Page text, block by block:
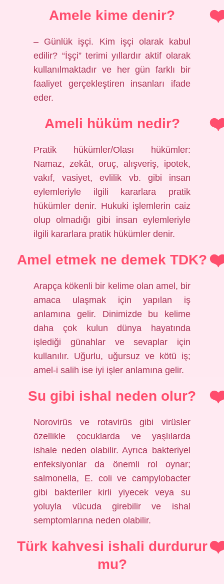
Amele kime denir?
– Günlük işçi. Kim işçi olarak kabul
edilir? “İşçi” terimi yıllardır aktif olarak
kullanılmaktadır ve her gün farklı bir
faaliyet gerçekleştiren insanları ifade
eder.
Ameli hüküm nedir?
Pratik hükümler/Olası hükümler:
Namaz, zekât, oruç, alışveriş, ipotek,
vakıf, vasiyet, evlilik vb. gibi insan
eylemleriyle ilgili kararlara pratik
hükümler denir. Hukuki işlemlerin caiz
olup olmadığı gibi insan eylemleriyle
ilgili kararlara pratik hükümler denir.
Amel etmek ne demek TDK?
Arapça kökenli bir kelime olan amel, bir
amaca ulaşmak için yapılan iş
anlamına gelir. Dinimizde bu kelime
daha çok kulun dünya hayatında
işlediği günahlar ve sevaplar için
kullanılır. Uğurlu, uğursuz ve kötü iş;
amel-i salih ise iyi işler anlamına gelir.
Su gibi ishal neden olur?
Norovirüs ve rotavirüs gibi virüsler
özellikle çocuklarda ve yaşlılarda
ishale neden olabilir. Ayrıca bakteriyel
enfeksiyonlar da önemli rol oynar;
salmonella, E. coli ve campylobacter
gibi bakteriler kirli yiyecek veya su
yoluyla vücuda girebilir ve ishal
semptomlarına neden olabilir.
Türk kahvesi ishali durdurur
mu?